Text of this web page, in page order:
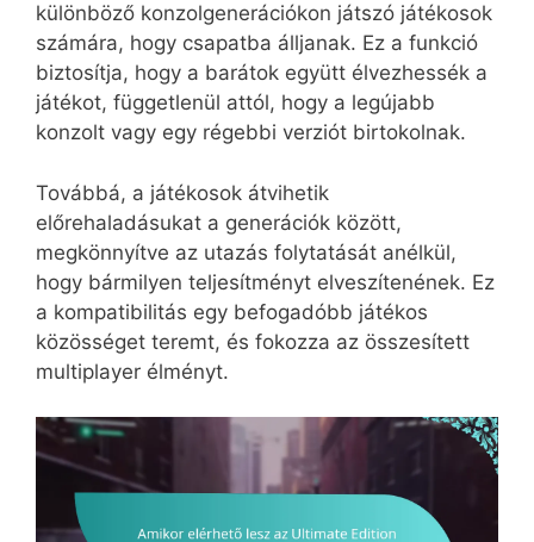
különböző konzolgenerációkon játszó játékosok
számára, hogy csapatba álljanak. Ez a funkció
biztosítja, hogy a barátok együtt élvezhessék a
játékot, függetlenül attól, hogy a legújabb
konzolt vagy egy régebbi verziót birtokolnak.
Továbbá, a játékosok átvihetik
előrehaladásukat a generációk között,
megkönnyítve az utazás folytatását anélkül,
hogy bármilyen teljesítményt elveszítenének. Ez
a kompatibilitás egy befogadóbb játékos
közösséget teremt, és fokozza az összesített
multiplayer élményt.